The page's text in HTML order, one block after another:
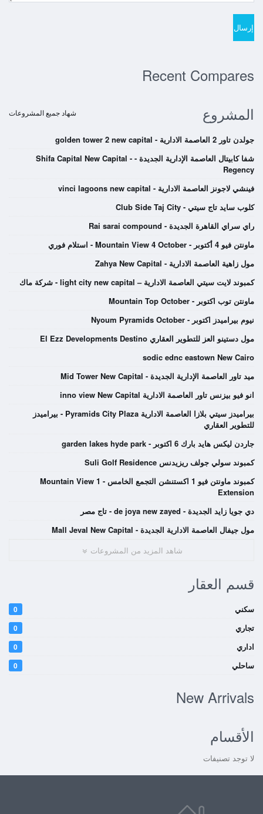
Recent Compares
المشروع
شهاد جميع المشروعات
جولدن تاور 2 العاصمة الادارية - golden tower 2 new capital
شفا كابيتال العاصمة الإدارية الجديدة - Shifa Capital New Capital -
Regency
فينشي لاجونز العاصمة الادارية - vinci lagoons new capital
كلوب سايد تاج سيتي - Club Side Taj City
راي سراي القاهرة الجديدة - Rai sarai compound
ماونتن فيو 4 أكتوبر - Mountain View 4 October - استلام فوري
مول زاهية العاصمة الادارية - Zahya New Capital
كمبوند لايت سيتي العاصمة الادارية – light city new capital - شركة ماك
ماونتن توب اكتوبر - Mountain Top October
نيوم بيراميدز اكتوبر - Nyoum Pyramids October
مول دستينو العز للتطوير العقاري El Ezz Developments Destino
sodic ednc eastown New Cairo
ميد تاور العاصمة الإدارية الجديدة - Mid Tower New Capital
انو فيو بيزنس تاور العاصمة الادارية inno view New Capital
بيراميدز سيتي بلازا العاصمة الادارية Pyramids City Plaza - بيراميدز
للتطوير العقاري
جاردن ليكس هايد بارك 6 اكتوبر - garden lakes hyde park
كمبوند سولي جولف ريزيدنس Suli Golf Residence
كمبوند ماونتن فيو 1 اكستنشن التجمع الخامس - Mountain View 1
Extension
دي جويا زايد الجديدة - de joya new zayed - تاج مصر
مول جيفال العاصمة الادارية الجديدة - Mall Jeval New Capital
شاهد المزيد من المشروعات
قسم العقار
سكني 0
تجاري 0
اداري 0
ساحلي 0
New Arrivals
الأقسام
لا توجد تصنيفات